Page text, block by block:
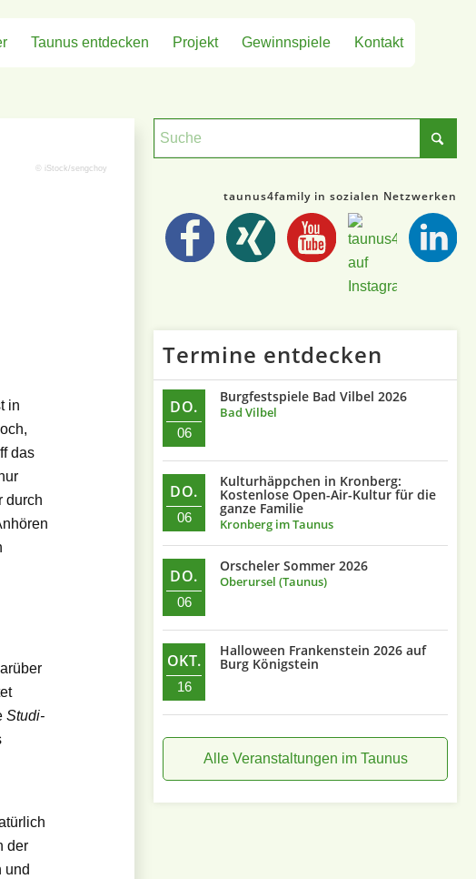
Taunus entdecken Projekt Gewinnspiele Kontakt
© iStock/sengchoy
in
das
durch
Studi-
der
und
taunus4family in sozialen Netzwerken
Termine entdecken
DO.
06
Burgfestspiele Bad Vilbel 2026
Bad Vilbel
DO.
06
Kulturhäppchen in Kronberg:
Kostenlose Open-Air-Kultur für die
ganze Familie
Kronberg im Taunus
DO.
06
Orscheler Sommer 2026
Oberursel (Taunus)
OKT.
16
Halloween Frankenstein 2026 auf
Burg Königstein
Alle Veranstaltungen im Taunus